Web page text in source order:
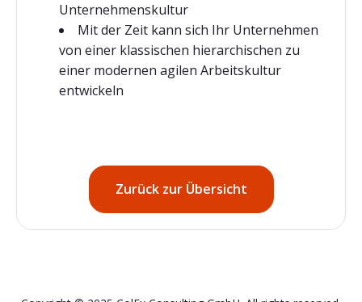
Unternehmenskultur
Mit der Zeit kann sich Ihr Unternehmen
von einer klassischen hierarchischen zu
einer modernen agilen Arbeitskultur
entwickeln
Zurück zur Übersicht